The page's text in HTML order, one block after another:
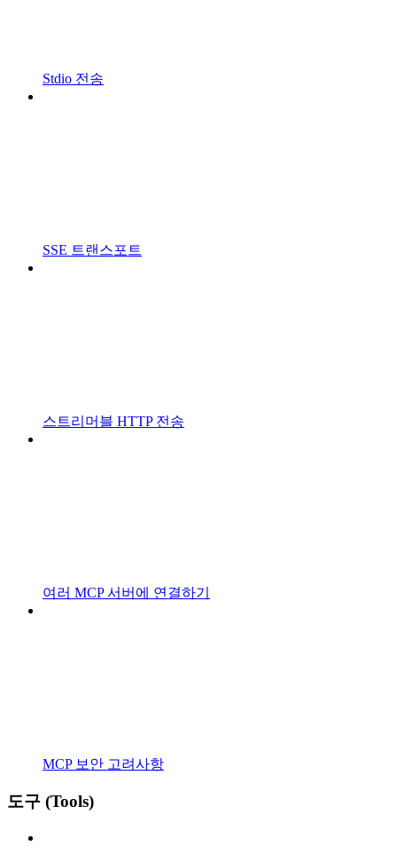
Stdio 전송
SSE 트랜스포트
스트리머블 HTTP 전송
여러 MCP 서버에 연결하기
MCP 보안 고려사항
도구 (Tools)